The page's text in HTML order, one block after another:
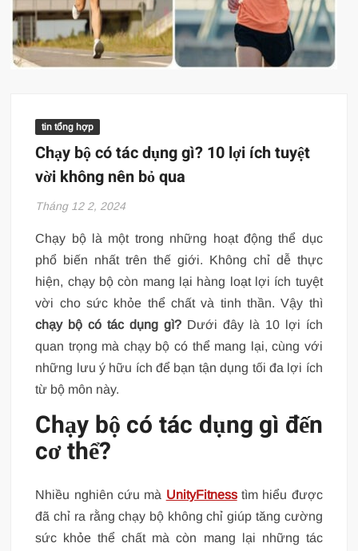
tin tổng hợp
Chạy bộ có tác dụng gì? 10 lợi ích tuyệt
vời không nên bỏ qua
Tháng 12 2, 2024
Chạy bộ là một trong những hoạt động thể dục
phổ biến nhất trên thế giới. Không chỉ dễ thực
hiện, chạy bộ còn mang lại hàng loạt lợi ích tuyệt
vời cho sức khỏe thể chất và tinh thần. Vậy thì
chạy bộ có tác dụng gì? Dưới đây là 10 lợi ích
quan trọng mà chạy bộ có thể mang lại, cùng với
những lưu ý hữu ích để bạn tận dụng tối đa lợi ích
từ bộ môn này.
Chạy bộ có tác dụng gì đến
cơ thể?
Nhiều nghiên cứu mà UnityFitnesstìm hiểu được
đã chỉ ra rằng chạy bộ không chỉ giúp tăng cường
sức khỏe thể chất mà còn mang lại những tác